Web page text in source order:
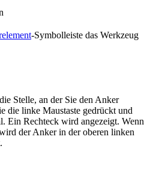
-Symbolleiste das Werkzeug
Stelle, an der Sie den Anker
die linke Maustaste gedrückt und
Ein Rechteck wird angezeigt. Wenn
der Anker in der oberen linken